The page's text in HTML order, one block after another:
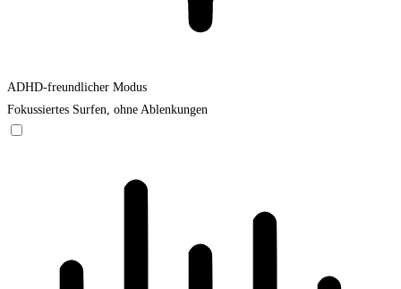
ADHD-freundlicher Modus
Fokussiertes Surfen, ohne Ablenkungen